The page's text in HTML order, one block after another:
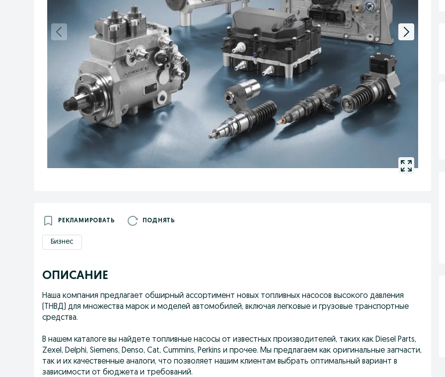
РЕКЛАМИРОВАТЬ ПОДНЯТЬ
Бизнес
ОПИСАНИЕ
Наша компания предлагает обширный ассортимент новых топливных насосов высокого давления
(ТНВД) для множества марок и моделей автомобилей, включая легковые и грузовые транспортные
средства.
В нашем каталоге вы найдете топливные насосы от известных производителей, таких как Diesel Parts,
Zexel, Delphi, Siemens, Denso, Cat, Cummins, Perkins и прочее. Мы предлагаем как оригинальные запчасти,
так и их качественные аналоги, что позволяет нашим клиентам выбрать оптимальный вариант в
зависимости от бюджета и требований.